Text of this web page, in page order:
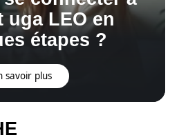
uga LEO en
étapes ?
savoir plus